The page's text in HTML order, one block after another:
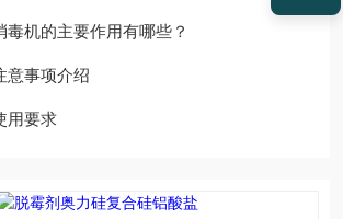
机的主要作用有哪些？
意事项介绍
用要求